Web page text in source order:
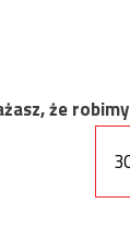
że